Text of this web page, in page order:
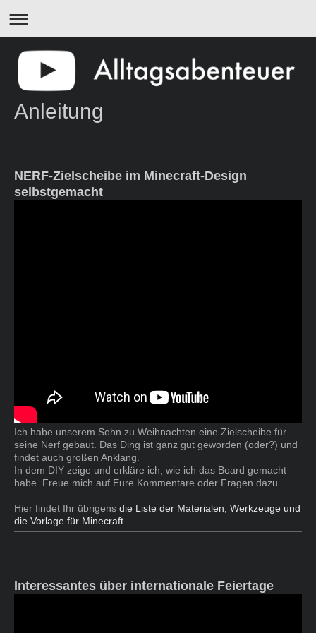
Anleitung
NERF-Zielscheibe im Minecraft-Design
selbstgemacht
Ich habe unserem Sohn zu Weihnachten eine Zielscheibe für
seine Nerf gebaut. Das Ding ist ganz gut geworden (oder?) und
findet auch großen Anklang.
In dem DIY zeige und erkläre ich, wie ich das Board gemacht
habe. Freue mich auf Eure Kommentare oder Fragen dazu.
Hier findet Ihr übrigens die Liste der Materialen, Werkzeuge und
die Vorlage für Minecraft
Interessantes über internationale Feiertage